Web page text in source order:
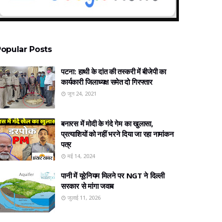
Posts
पटना: हाथी के दांत की तस्करी में बीजेपी का
कार्यकारी जिलाध्यक्ष समेत दो गिरफ्तार
जून 24, 2021
बनारस में मोदी के गंदे गेम का खुलासा,
प्रत्‍याशियों को नहीं भरने दिया जा रहा नामांकन
पत्र
मई 14, 2024
पानी में यूरेनियम मिलने पर NGT ने दिल्ली
सरकार से मांगा जवाब
जुलाई 11, 2026